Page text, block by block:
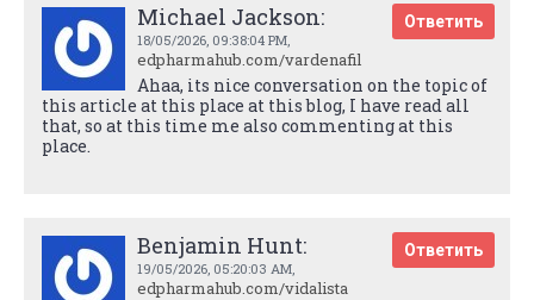
Michael Jackson:
18/05/2026, 09:38:04 PM,
edpharmahub.com/vardenafil
Ответить
Ahaa, its nice conversation on the topic of
this article at this place at this blog, I have read all
that, so at this time me also commenting at this
place.
Benjamin Hunt:
19/05/2026, 05:20:03 AM,
edpharmahub.com/vidalista
Ответить